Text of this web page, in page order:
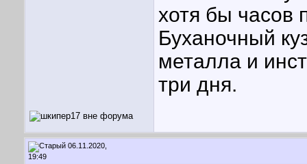
хотя бы часов
Буханочный
металла и
три дня.
06.11.2020,
19:49